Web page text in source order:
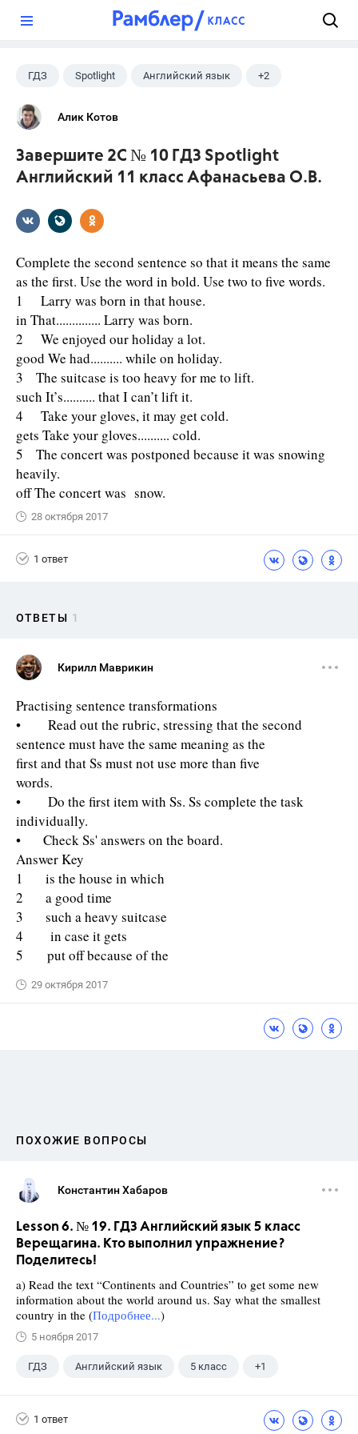
ГДЗ Spotlight Английский язык +2
11 класс
Алик Котов
Завершите 2C № 10 ГДЗ Spotlight
Английский 11 класс Афанасьева О.В.
Complete the second sentence so that it means the same
as the first. Use the word in bold. Use two to five words.
1 Larry was born in that house.
in That.............. Larry was born.
2 We enjoyed our holiday a lot.
good We had.......... while on holiday.
3 The suitcase is too heavy for me to lift.
such It’s.......... that I can’t lift it.
4 Take your gloves, it may get cold.
gets Take your gloves.......... cold.
5 The concert was postponed because it was snowing
heavily.
off The concert was snow.
28 октября 2017
1 ответ
ОТВЕТЫ 1
Кирилл Маврикин
Practising sentence transformations
• Read out the rubric, stressing that the second
sentence must have the same meaning as the
first and that Ss must not use more than five
words.
• Do the first item with Ss. Ss complete the task
individually.
• Check Ss' answers on the board.
Answer Key
1 is the house in which
2 a good time
3 such a heavy suitcase
4 in case it gets
5 put off because of the
29 октября 2017
ПОХОЖИЕ ВОПРОСЫ
Константин Хабаров
Lesson 6. № 19. ГДЗ Английский язык 5 класс
Верещагина. Кто выполнил упражнение?
Поделитесь!
a) Read the text “Continents and Countries” to get some new
information about the world around us. Say what the smallest
country in the (Подробнее...)
5 ноября 2017
ГДЗ Английский язык 5 класс +1
1 ответ